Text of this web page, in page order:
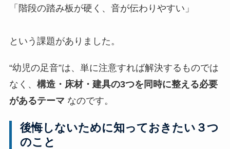
「階段の踏み板が硬く、音が伝わりやすい」
という課題がありました。
“幼児の足音”は、単に注意すれば解決するものでは
なく、 構造・床材・建具の3つを同時に整える必要
があるテーマ なのです。
後悔しないために知っておきたい３つ
のこと